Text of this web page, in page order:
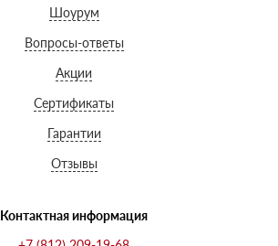
Шоурум
Вопросы-ответы
Акции
Сертификаты
Гарантии
Отзывы
Контактная информация